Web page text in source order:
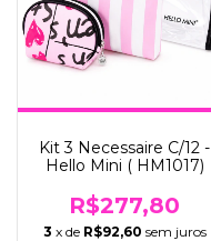
Kit 3 Necessaire C/12 -
Hello Mini ( HM1017)
R$277,80
3 x de R$92,60 sem juros